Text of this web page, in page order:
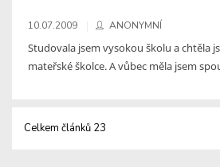
10.07.2009 ANONYMNÍ
Studovala jsem vysokou školu a chtěla
mateřské školce. A vůbec měla jsem
Celkem článků 23